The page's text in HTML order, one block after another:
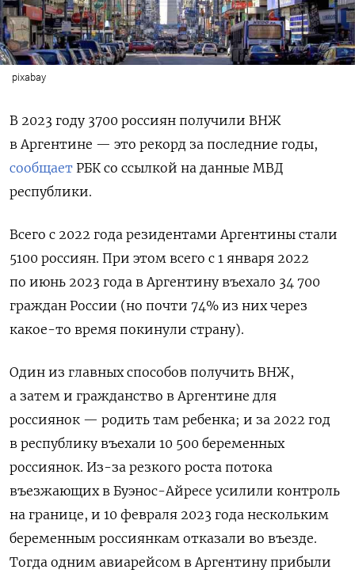
pixabay
В 2023 году 3700 россиян получили ВНЖ
в Аргентине — это рекорд за последние годы,
сообщает РБК со ссылкой на данные МВД
республики.
Всего с 2022 года резидентами Аргентины стали
5100 россиян. При этом всего с 1 января 2022
по июнь 2023 года в Аргентину въехало 34 700
граждан России (но почти 74% из них через
какое-то время покинули страну).
Один из главных способов получить ВНЖ,
а затем и гражданство в Аргентине для
россиянок — родить там ребенка; и за 2022 год
в республику въехали 10 500 беременных
россиянок. Из-за резкого роста потока
въезжающих в Буэнос-Айресе усилили контроль
на границе, и 10 февраля 2023 года нескольким
беременным россиянкам отказали во въезде.
Тогда одним авиарейсом в Аргентину прибыли